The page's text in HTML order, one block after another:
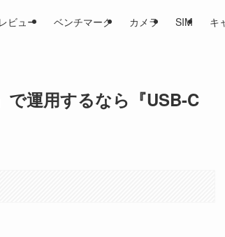
レビュー ベンチマーク カメラ SIM キ
運用するなら『USB-C